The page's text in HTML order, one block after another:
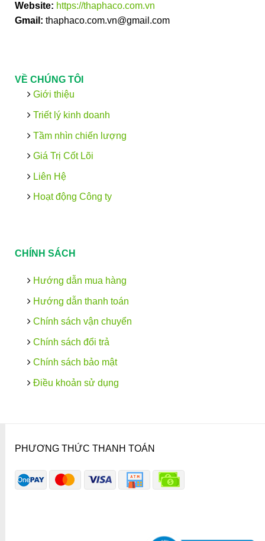
Website: https://thaphaco.com.vn
Gmail: thaphaco.com.vn@gmail.com
VỀ CHÚNG TÔI
Giới thiệu
Triết lý kinh doanh
Tầm nhìn chiến lượng
Giá Trị Cốt Lõi
Liên Hệ
Hoạt động Công ty
CHÍNH SÁCH
Hướng dẫn mua hàng
Hướng dẫn thanh toán
Chính sách vận chuyển
Chính sách đổi trả
Chính sách bảo mật
Điều khoản sử dụng
PHƯƠNG THỨC THANH TOÁN